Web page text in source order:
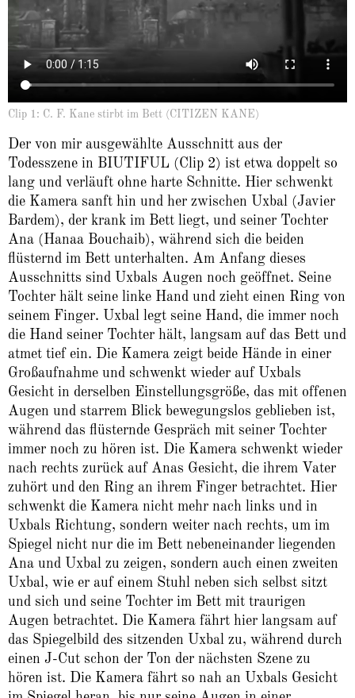
Clip 1: C. F. Kane stirbt im Bett (CITIZEN KANE)
Der von mir ausgewählte Ausschnitt aus der
Todesszene in BIUTIFUL (Clip 2) ist etwa doppelt so
lang und verläuft ohne harte Schnitte. Hier schwenkt
die Kamera sanft hin und her zwischen Uxbal (Javier
Bardem), der krank im Bett liegt, und seiner Tochter
Ana (Hanaa Bouchaib), während sich die beiden
flüsternd im Bett unterhalten. Am Anfang dieses
Ausschnitts sind Uxbals Augen noch geöffnet. Seine
Tochter hält seine linke Hand und zieht einen Ring von
seinem Finger. Uxbal legt seine Hand, die immer noch
die Hand seiner Tochter hält, langsam auf das Bett und
atmet tief ein. Die Kamera zeigt beide Hände in einer
Großaufnahme und schwenkt wieder auf Uxbals
Gesicht in derselben Einstellungsgröße, das mit offenen
Augen und starrem Blick bewegungslos geblieben ist,
während das flüsternde Gespräch mit seiner Tochter
immer noch zu hören ist. Die Kamera schwenkt wieder
nach rechts zurück auf Anas Gesicht, die ihrem Vater
zuhört und den Ring an ihrem Finger betrachtet. Hier
schwenkt die Kamera nicht mehr nach links und in
Uxbals Richtung, sondern weiter nach rechts, um im
Spiegel nicht nur die im Bett nebeneinander liegenden
Ana und Uxbal zu zeigen, sondern auch einen zweiten
Uxbal, wie er auf einem Stuhl neben sich selbst sitzt
und sich und seine Tochter im Bett mit traurigen
Augen betrachtet. Die Kamera fährt hier langsam auf
das Spiegelbild des sitzenden Uxbal zu, während durch
einen J-Cut schon der Ton der nächsten Szene zu
hören ist. Die Kamera fährt so nah an Uxbals Gesicht